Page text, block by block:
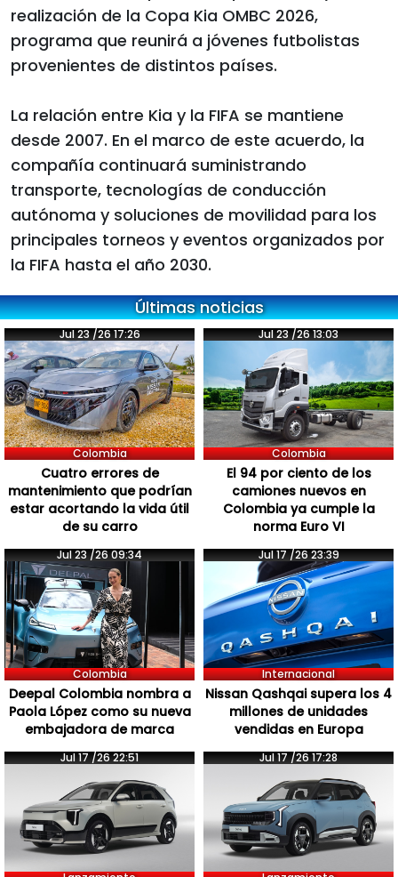
realización de la Copa Kia OMBC 2026,
programa que reunirá a jóvenes futbolistas
provenientes de distintos países.
La relación entre Kia y la FIFA se mantiene
desde 2007. En el marco de este acuerdo, la
compañía continuará suministrando
transporte, tecnologías de conducción
autónoma y soluciones de movilidad para los
principales torneos y eventos organizados por
la FIFA hasta el año 2030.
Últimas noticias
Jul 23 /26 17:26
Colombia
Cuatro errores de
mantenimiento que podrían
estar acortando la vida útil
de su carro
Jul 23 /26 13:03
Colombia
El 94 por ciento de los
camiones nuevos en
Colombia ya cumple la
norma Euro VI
Jul 23 /26 09:34
Colombia
Deepal Colombia nombra a
Paola López como su nueva
embajadora de marca
Jul 17 /26 23:39
Internacional
Nissan Qashqai supera los 4
millones de unidades
vendidas en Europa
Jul 17 /26 22:51 Jul 17 /26 17:28